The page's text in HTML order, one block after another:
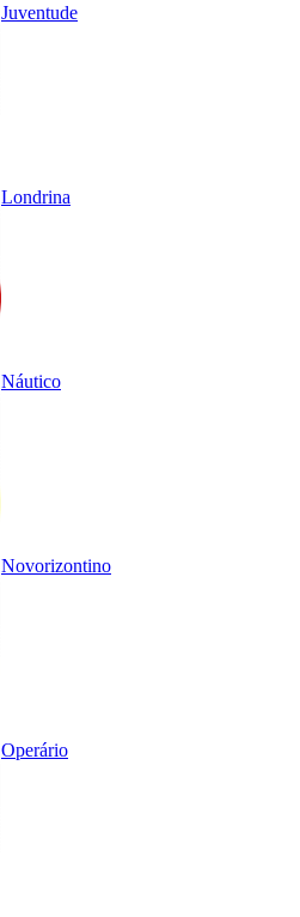
Juventude
Londrina
Náutico
Novorizontino
Operário